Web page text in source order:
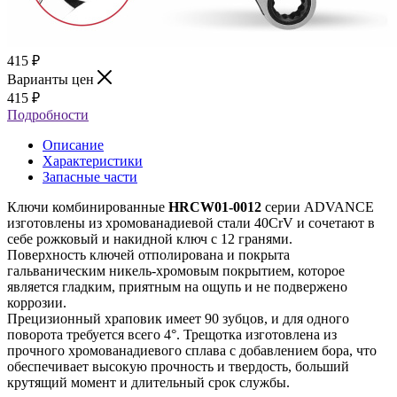
415 ₽
Варианты цен
415 ₽
Подробности
Описание
Характеристики
Запасные части
Ключи комбинированные HRCW01-0012 серии ADVANCE
изготовлены из хромованадиевой стали 40CrV и сочетают в
себе рожковый и накидной ключ с 12 гранями.
Поверхность ключей отполирована и покрыта
гальваническим никель-хромовым покрытием, которое
является гладким, приятным на ощупь и не подвержено
коррозии.
Прецизионный храповик имеет 90 зубцов, и для одного
поворота требуется всего 4°. Трещотка изготовлена из
прочного хромованадиевого сплава с добавлением бора, что
обеспечивает высокую прочность и твердость, больший
крутящий момент и длительный срок службы.